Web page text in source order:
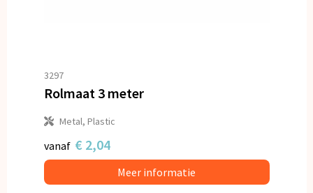
3297
Rolmaat 3 meter
Metal, Plastic
vanaf € 2,04
Meer informatie